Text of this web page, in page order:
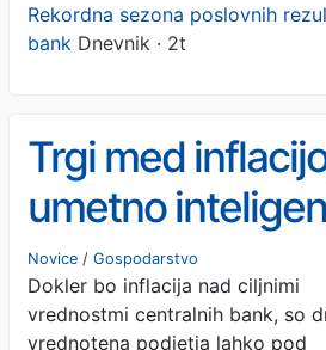
Rekordna sezona poslovnih
bank Dnevnik · 2t
Trgi med
umetno
Novice / Gospodarstvo
Dokler bo inflacija nad ciljnimi
vrednostmi centralnih bank, so
vrednotena podjetja lahko pod